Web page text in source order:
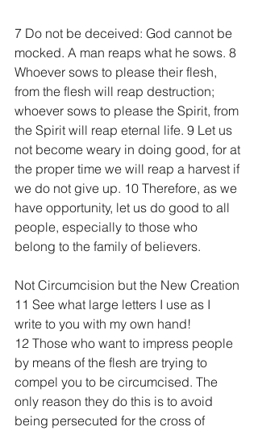
7 Do not be deceived: God cannot be
mocked. A man reaps what he sows. 8
Whoever sows to please their flesh,
from the flesh will reap destruction;
whoever sows to please the Spirit, from
the Spirit will reap eternal life. 9 Let us
not become weary in doing good, for at
the proper time we will reap a harvest if
we do not give up. 10 Therefore, as we
have opportunity, let us do good to all
people, especially to those who
belong to the family of believers.
Not Circumcision but the New Creation
11 See what large letters I use as I
write to you with my own hand!
12 Those who want to impress people
by means of the flesh are trying to
compel you to be circumcised. The
only reason they do this is to avoid
being persecuted for the cross of